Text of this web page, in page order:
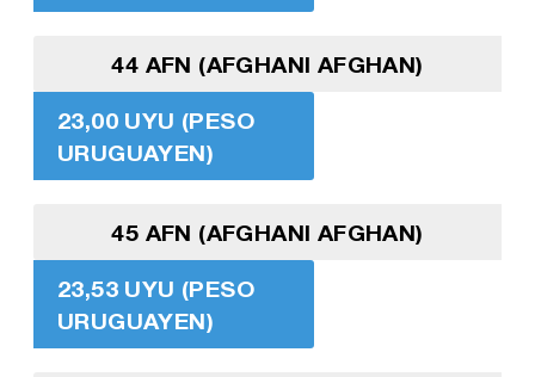
44 AFN (AFGHANI AFGHAN)
23,00 UYU (PESO
URUGUAYEN)
45 AFN (AFGHANI AFGHAN)
23,53 UYU (PESO
URUGUAYEN)